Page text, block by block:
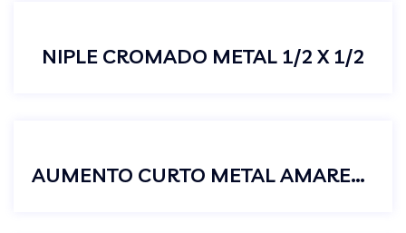
NIPLE CROMADO METAL 1/2 X 1/2
AUMENTO CURTO METAL AMARELO 1/2